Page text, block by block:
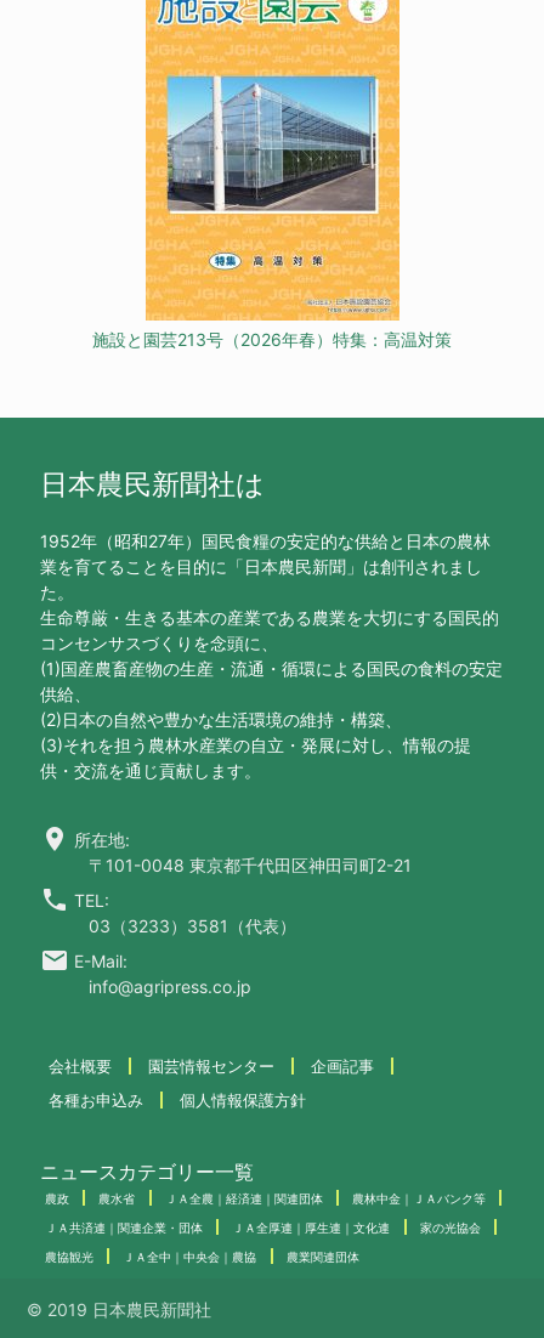
施設と園芸213号（2026年春）特集：高温対策
日本農民新聞社は
1952年（昭和27年）国民食糧の安定的な供給と日本の農林
業を育てることを目的に「日本農民新聞」は創刊されまし
た。
生命尊厳・生きる基本の産業である農業を大切にする国民的
コンセンサスづくりを念頭に、
(1)国産農畜産物の生産・流通・循環による国民の食料の安定
供給、
(2)日本の自然や豊かな生活環境の維持・構築、
(3)それを担う農林水産業の自立・発展に対し、情報の提
供・交流を通じ貢献します。
location_on 所在地:
〒101-0048 東京都千代田区神田司町2-21
call TEL:
03（3233）3581（代表）
email E-Mail:
info@agripress.co.jp
会社概要 園芸情報センター
企画記事
各種お申込み
個人情報保護方針
ニュースカテゴリー一覧
農政 農水省 ＪＡ全農｜経済連｜関連団体 農林中金｜ＪＡバンク等
ＪＡ共済連｜関連企業・団体 ＪＡ全厚連｜厚生連｜文化連 家の光協会
農協観光 ＪＡ全中｜中央会｜農協 農業関連団体
© 2019 日本農民新聞社